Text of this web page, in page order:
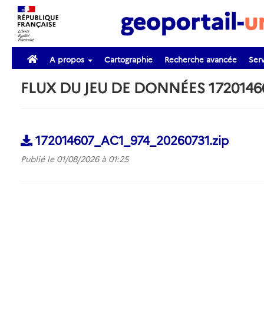
A propos Cartographie Recherche avancée
FLUX DU JEU DE DONNÉES
172014607_AC1_974_20260731.zip
Publié le 01/08/2026 à 01:25